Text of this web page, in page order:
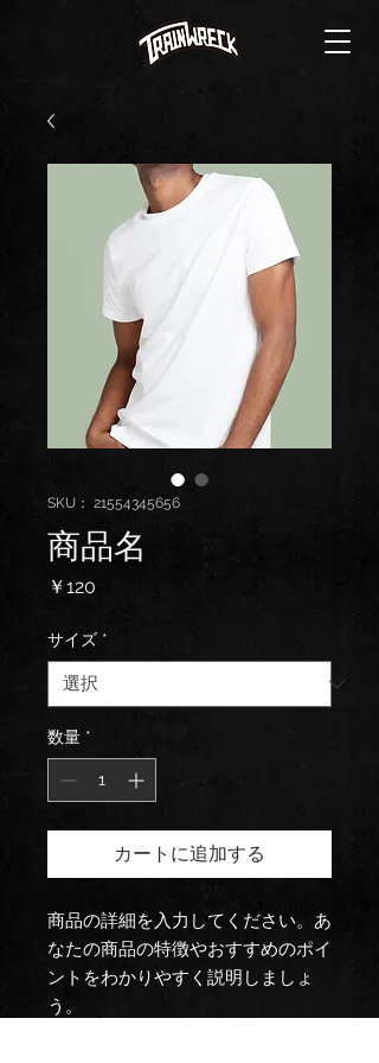
SKU： 21554345656
商品名
￥120
サイズ *
数量 *
カートに追加する
商品の詳細を入力してください。あ
なたの商品の特徴やおすすめのポイ
ントをわかりやすく説明しましょ
う。